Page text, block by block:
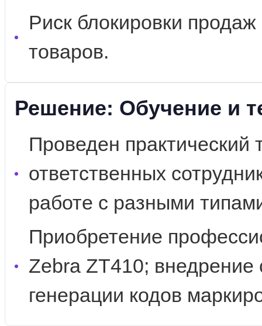
Риск блокировки
товаров.
Решение: Обучение и
Проведен практический
ответственных
работе с разными
Приобретение
Zebra ZT410;
генерации кодов